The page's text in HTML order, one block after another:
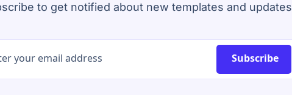
to get notified about new templates and updates
Subscribe